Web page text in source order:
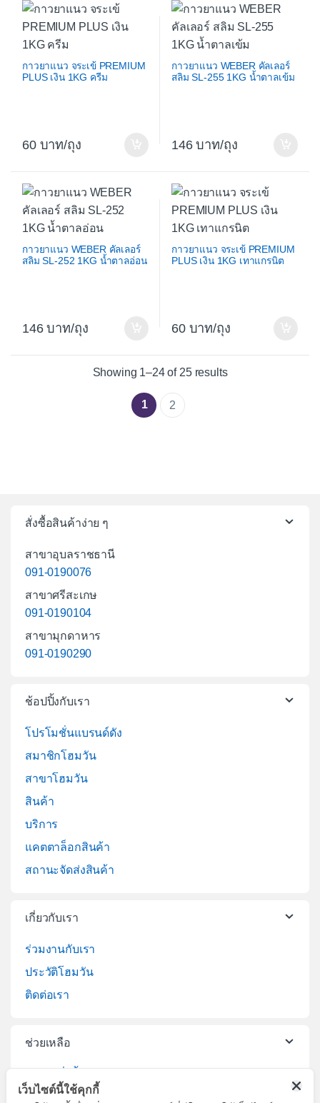
กาวยาแนว จระเข้ PREMIUM
PLUS เงิน 1KG ครีม
60 /ถุง
กาวยาแนว WEBER คัลเลอร์
สลิม SL-255 1KG น้ำตาลเข้ม
146 /ถุง
กาวยาแนว WEBER คัลเลอร์
สลิม SL-252 1KG น้ำตาลอ่อน
146 /ถุง
กาวยาแนว จระเข้ PREMIUM
PLUS เงิน 1KG เทาแกรนิต
60 /ถุง
Showing 1–24 of 25 resultsSorted by average
1 2
สั่งซื้อสินค้าง่าย ๆ
สาขาอุบลราชธานี
091-0190076
สาขาศรีสะเกษ
091-0190104
สาขามุกดาหาร
091-0190290
ช้อปปิ้งกับเรา
โปรโมชั่นแบรนด์ดัง
สมาชิกโฮมวัน
สาขาโฮมวัน
สินค้า
บริการ
แคตตาล็อกสินค้า
สถานะจัดส่งสินค้า
เกี่ยวกับเรา
ร่วมงานกับเรา
ประวัติโฮมวัน
ติดต่อเรา
ช่วยเหลือ
บริการจัดส่งสินค้า
เว็บไซต์นี้ใช้คุกกี้